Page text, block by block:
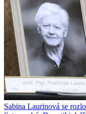
Sabina Laurinová se